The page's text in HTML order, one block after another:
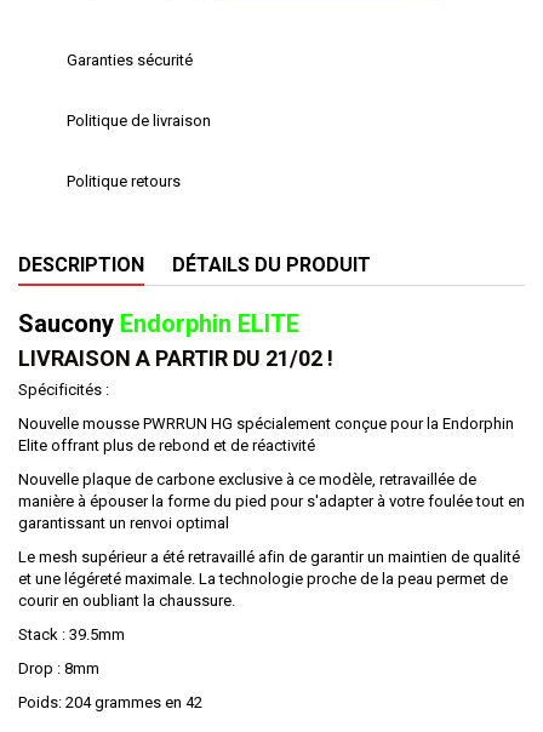
Garanties sécurité
Politique de livraison
Politique retours
DESCRIPTION DÉTAILS DU PRODUIT
Saucony Endorphin ELITE
LIVRAISON A PARTIR DU 21/02 !
Spécificités :
Nouvelle mousse PWRRUN HG spécialement conçue pour la Endorphin
Elite offrant plus de rebond et de réactivité
Nouvelle plaque de carbone exclusive à ce modèle, retravaillée de
manière à épouser la forme du pied pour s'adapter à votre foulée tout en
garantissant un renvoi optimal
Le mesh supérieur a été retravaillé afin de garantir un maintien de qualité
et une légéreté maximale. La technologie proche de la peau permet de
courir en oubliant la chaussure.
Stack : 39.5mm
Drop : 8mm
Poids: 204 grammes en 42